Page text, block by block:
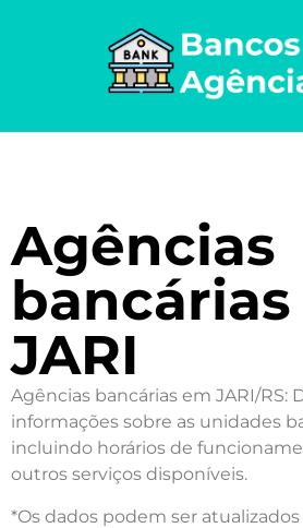
Agências
JARI
Agências bancárias em JARI/RS:
informações sobre as unidades
incluindo horários de
outros serviços disponíveis.
*Os dados podem ser